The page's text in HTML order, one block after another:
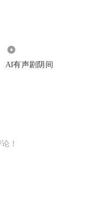
AI有声剧阴间
！